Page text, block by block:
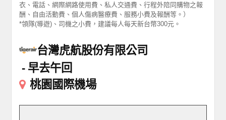
衣、電話、網際網路使用費、私人交通費、行程外陪同購物之報
酬、自由活動費、個人傷病醫療費、服務小費及報酬等。）
*領隊(導遊)、司機之小費，建議每人每天新台幣300元。
台灣虎航股份有限公司
早去午回
桃園國際機場